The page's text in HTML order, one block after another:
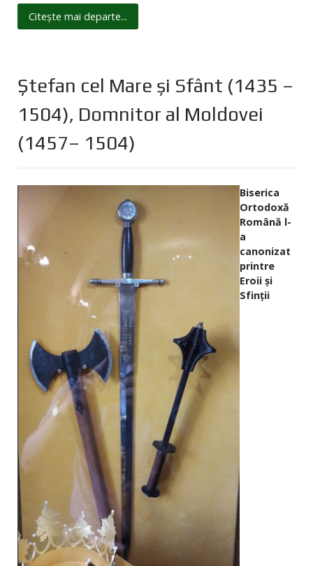
Citește mai departe...
Ștefan cel Mare și Sfânt (1435 –
1504), Domnitor al Moldovei
(1457– 1504)
Biserica
Ortodoxă
Română l-
a
canonizat
printre
Eroii și
Sfinții